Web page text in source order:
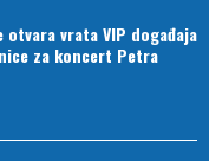
vrata VIP događaja
za koncert Petra